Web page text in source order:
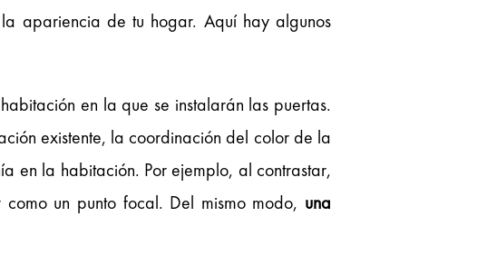
apariencia de tu hogar. Aquí hay algunos
en la que se instalarán las puertas.
existente, la coordinación del color de la
en la habitación. Por ejemplo, al contrastar,
un punto focal. Del mismo modo, una